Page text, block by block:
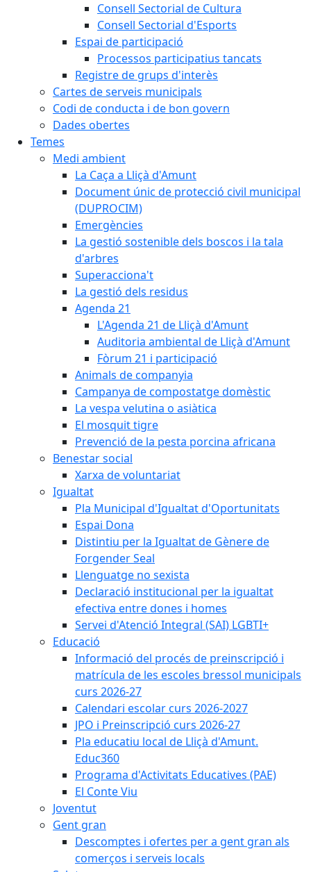
Consell Sectorial de Cultura
Consell Sectorial d'Esports
Espai de participació
Processos participatius tancats
Registre de grups d'interès
Cartes de serveis municipals
Codi de conducta i de bon govern
Dades obertes
Temes
Medi ambient
La Caça a Lliçà d'Amunt
Document únic de protecció civil municipal
(DUPROCIM)
Emergències
La gestió sostenible dels boscos i la tala
d'arbres
Superacciona't
La gestió dels residus
Agenda 21
L'Agenda 21 de Lliçà d'Amunt
Auditoria ambiental de Lliçà d'Amunt
Fòrum 21 i participació
Animals de companyia
Campanya de compostatge domèstic
La vespa velutina o asiàtica
El mosquit tigre
Prevenció de la pesta porcina africana
Benestar social
Xarxa de voluntariat
Igualtat
Pla Municipal d'Igualtat d'Oportunitats
Espai Dona
Distintiu per la Igualtat de Gènere de
Forgender Seal
Llenguatge no sexista
Declaració institucional per la igualtat
efectiva entre dones i homes
Servei d'Atenció Integral (SAI) LGBTI+
Educació
Informació del procés de preinscripció i
matrícula de les escoles bressol municipals
curs 2026-27
Calendari escolar curs 2026-2027
JPO i Preinscripció curs 2026-27
Pla educatiu local de Lliçà d'Amunt.
Educ360
Programa d'Activitats Educatives (PAE)
El Conte Viu
Joventut
Gent gran
Descomptes i ofertes per a gent gran als
comerços i serveis locals